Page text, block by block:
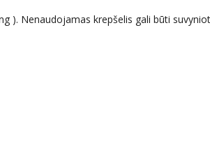
Nenaudojamas krepšelis gali būti